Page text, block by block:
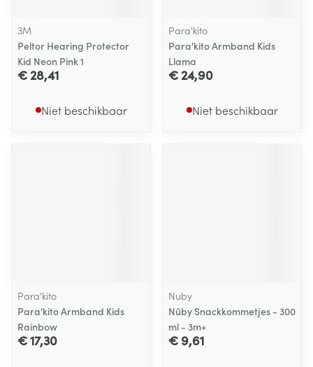
3M
Peltor Hearing Protector
Kid Neon Pink 1
€ 28,41
Niet beschikbaar
Para'kito
Para'kito Armband Kids
Llama
€ 24,90
Niet beschikbaar
Para'kito
Para'kito Armband Kids
Rainbow
€ 17,30
Nuby
Nûby Snackkommetjes - 300
ml - 3m+
€ 9,61